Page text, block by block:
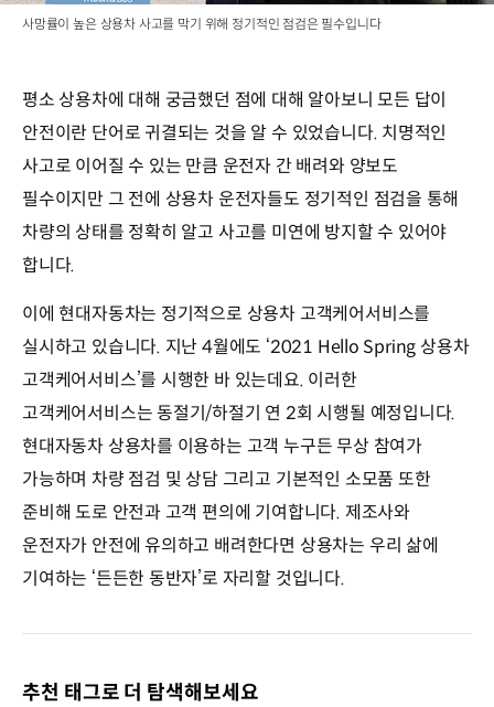
사망률이 높은 상용차 사고를 막기 위해 정기적인 점검은 필수입니다
평소 상용차에 대해 궁금했던 점에 대해 알아보니 모든 답이
안전이란 단어로 귀결되는 것을 알 수 있었습니다. 치명적인
사고로 이어질 수 있는 만큼 운전자 간 배려와 양보도
필수이지만 그 전에 상용차 운전자들도 정기적인 점검을 통해
차량의 상태를 정확히 알고 사고를 미연에 방지할 수 있어야
합니다.
이에 현대자동차는 정기적으로 상용차 고객케어서비스를
실시하고 있습니다. 지난 4월에도 ‘2021 Hello Spring 상용차
고객케어서비스’를 시행한 바 있는데요. 이러한
고객케어서비스는 동절기/하절기 연 2회 시행될 예정입니다.
현대자동차 상용차를 이용하는 고객 누구든 무상 참여가
가능하며 차량 점검 및 상담 그리고 기본적인 소모품 또한
준비해 도로 안전과 고객 편의에 기여합니다. 제조사와
운전자가 안전에 유의하고 배려한다면 상용차는 우리 삶에
기여하는 ‘든든한 동반자’로 자리할 것입니다.
추천 태그로 더 탐색해보세요